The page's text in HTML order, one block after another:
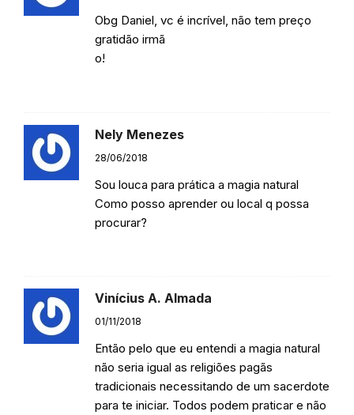
Obg Daniel, vc é incrível, não tem preço
gratidão irmã
o!
Nely Menezes
28/06/2018
Sou louca para prática a magia natural
Como posso aprender ou local q possa
procurar?
Vinícius A. Almada
01/11/2018
Então pelo que eu entendi a magia natural
não seria igual as religiões pagãs
tradicionais necessitando de um sacerdote
para te iniciar. Todos podem praticar e não